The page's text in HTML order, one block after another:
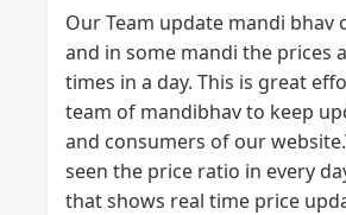
Our Team update mandi bhav
and in some mandi the prices
times in a day. This is great
team of mandibhav to keep
and consumers of our
seen the price ratio in every
that shows real time price